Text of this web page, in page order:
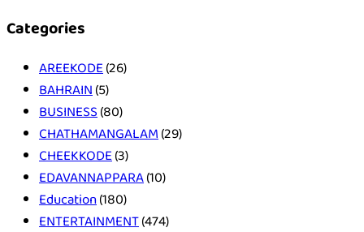
Categories
AREEKODE(26)
BAHRAIN(5)
BUSINESS(80)
CHATHAMANGALAM(29)
CHEEKKODE(3)
EDAVANNAPPARA(10)
Education(180)
ENTERTAINMENT(474)